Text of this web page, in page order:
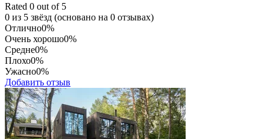
Rated 0 out of 5
0 из 5 звёзд (основано на 0 отзывах)
Отлично0%
Очень хорошо0%
Средне0%
Плохо0%
Ужасно0%
Добавить отзыв